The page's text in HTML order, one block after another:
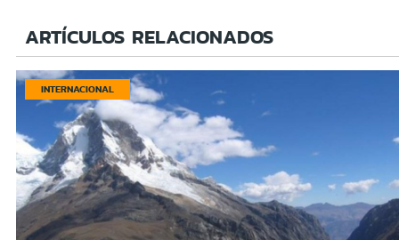
ARTÍCULOS RELACIONADOS
INTERNACIONAL